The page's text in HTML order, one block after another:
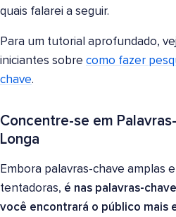
quais falarei a seguir.
Para um tutorial aprofundado,
iniciantes sobre como fazer
chave.
Concentre-se em
Longa
Embora palavras-chave amplas
tentadoras, é nas palavras-
você encontrará o público mais